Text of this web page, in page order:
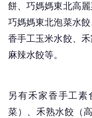
餅、巧媽媽東北高麗
巧媽媽東北泡菜水
香手工玉米水餃、
麻辣水餃等。
另有禾家香手工
菜）、禾熟水餃（